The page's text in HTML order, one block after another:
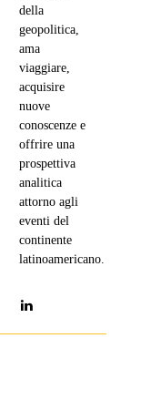
della
geopolitica,
ama
viaggiare,
acquisire
nuove
conoscenze e
offrire una
prospettiva
analitica
attorno agli
eventi del
continente
latinoamericano.